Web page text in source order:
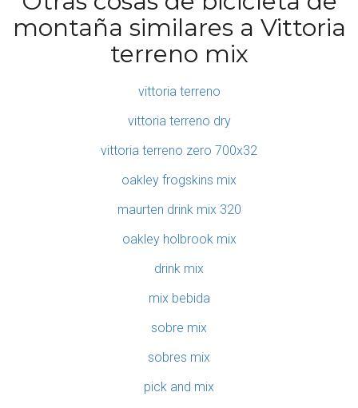
montaña similares a Vittoria
terreno mix
vittoria terreno
vittoria terreno dry
vittoria terreno zero 700x32
oakley frogskins mix
maurten drink mix 320
oakley holbrook mix
drink mix
mix bebida
sobre mix
sobres mix
pick and mix